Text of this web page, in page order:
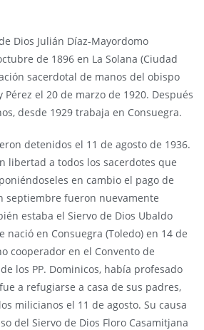
Dios Julián Díaz-Mayordomo
de 1896 en La Solana (Ciudad
sacerdotal de manos del obispo
Pérez el 20 de marzo de 1920. Después
desde 1929 trabaja en Consuegra.
detenidos el 11 de agosto de 1936.
libertad a todos los sacerdotes que
en cambio el pago de
septiembre fueron nuevamente
estaba el Siervo de Dios Ubaldo
nació en Consuegra (Toledo) en 14 de
cooperador en el Convento de
los PP. Dominicos, había profesado
a refugiarse a casa de sus padres,
milicianos el 11 de agosto. Su causa
del Siervo de Dios Floro Casamitjana